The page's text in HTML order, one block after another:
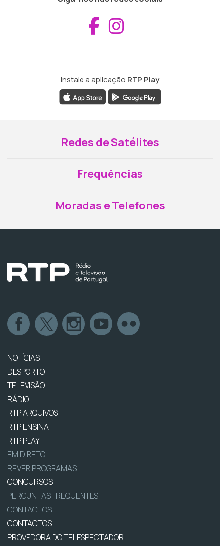
Aceder ao
Instale a aplicação RTP Play
Redes de Satélites
Frequências
Moradas e Telefones
NOTÍCIAS
DESPORTO
TELEVISÃO
RÁDIO
RTP ARQUIVOS
RTP ENSINA
RTP PLAY
EM DIRETO
REVER PROGRAMAS
CONCURSOS
PERGUNTAS FREQUENTES
CONTACTOS
CONTACTOS
PROVEDORA DO TELESPECTADOR